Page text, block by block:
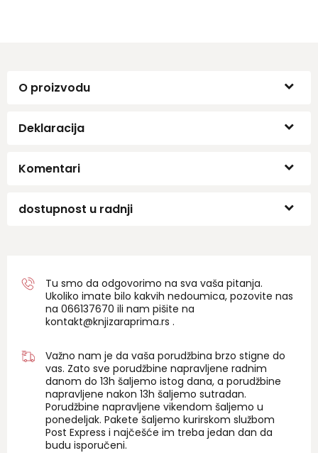
O proizvodu
Deklaracija
Komentari
dostupnost u radnji
Tu smo da odgovorimo na sva vaša pitanja.
Ukoliko imate bilo kakvih nedoumica, pozovite nas
na 066137670 ili nam pišite na
kontakt@knjizaraprima.rs .
Važno nam je da vaša porudžbina brzo stigne do
vas. Zato sve porudžbine napravljene radnim
danom do 13h šaljemo istog dana, a porudžbine
napravljene nakon 13h šaljemo sutradan.
Porudžbine napravljene vikendom šaljemo u
ponedeljak. Pakete šaljemo kurirskom službom
Post Express i najčešće im treba jedan dan da
budu isporučeni.